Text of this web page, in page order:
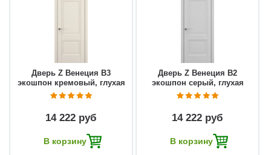
Дверь Z Венеция В3
экошпон кремовый, глухая
14 222 руб
В корзину
Дверь Z Венеция В2
экошпон серый, глухая
14 222 руб
В корзину